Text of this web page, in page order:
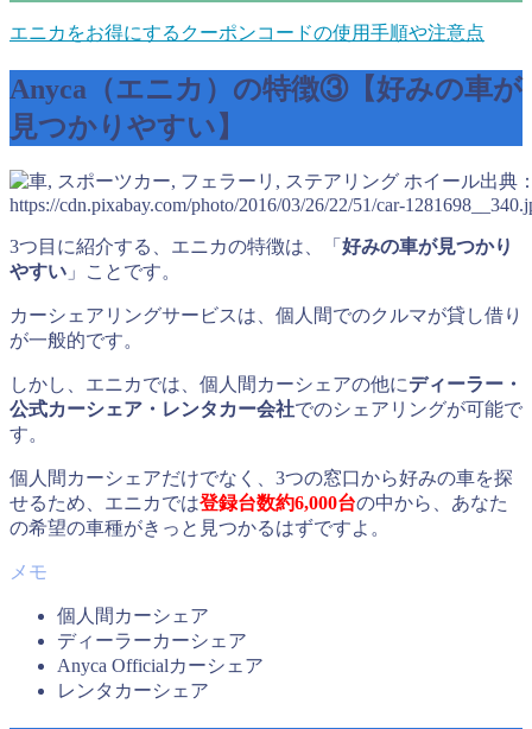
エニカをお得にするクーポンコードの使用手順や注意点
Anyca（エニカ）の特徴③【好みの車が
見つかりやすい】
出典
https://cdn.pixabay.com/photo/2016/03/26/22/51/car-
3つ目に紹介する、エニカの特徴は、「 好みの車が見つかり
やすい 」ことです。
カーシェアリングサービスは、個人間でのクルマが貸し借り
が一般的です。
しかし、エニカでは、個人間カーシェアの他にディーラー・
公式カーシェア・レンタカー会社でのシェアリングが可能で
す。
個人間カーシェアだけでなく、3つの窓口から好みの車を探
せるため、エニカでは登録台数約6,000台の中から、あなた
の希望の車種がきっと見つかるはずですよ。
個人間カーシェア
ディーラーカーシェア
Anyca Officialカーシェア
レンタカーシェア